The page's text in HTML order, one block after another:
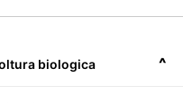
^
biologica